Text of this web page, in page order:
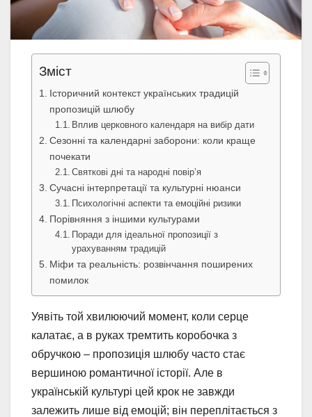
Зміст
Історичний контекст українських традицій
пропозицій шлюбу
Вплив церковного календаря на вибір дати
Сезонні та календарні заборони: коли краще
почекати
Святкові дні та народні повір’я
Сучасні інтерпретації та культурні нюанси
Психологічні аспекти та емоційні ризики
Порівняння з іншими культурами
Поради для ідеальної пропозиції з
урахуванням традицій
Міфи та реальність: розвінчання поширених
помилок
Уявіть той хвилюючий момент, коли серце
калатає, а в руках тремтить коробочка з
обручкою – пропозиція шлюбу часто стає
вершиною романтичної історії. Але в
українській культурі цей крок не завжди
залежить лише від емоцій; він переплітається з